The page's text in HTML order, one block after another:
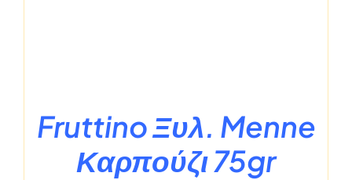
Fruttino Ξυλ. Menne
Καρπούζι 75gr